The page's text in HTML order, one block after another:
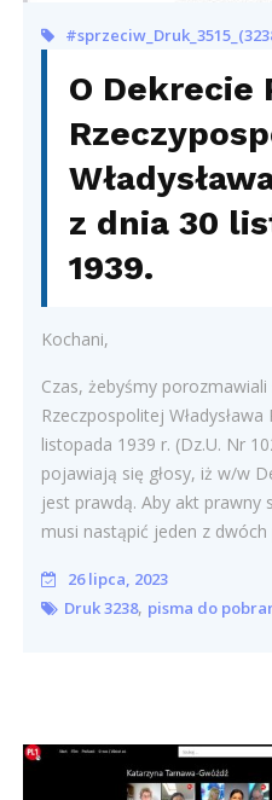
O Dekrecie
z dnia 30
1939.
Kochani,
Czas, żebyśmy
Rzeczpospolitej
listopada 1939 r. (Dz.U. Nr
pojawiają się głosy, iż w/w
jest prawdą. Aby akt prawny
musi nastąpić jeden z
26 lipca, 2023
Druk 3238, pisma do